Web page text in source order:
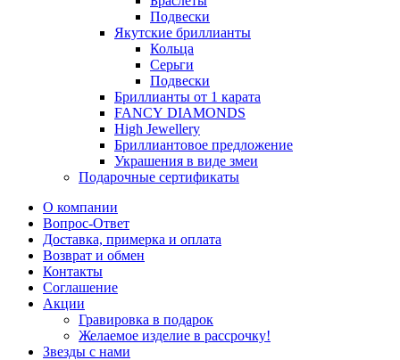
Подвески
Якутские бриллианты
Кольца
Серьги
Подвески
Бриллианты от 1 карата
FANCY DIAMONDS
High Jewellery
Бриллиантовое предложение
Украшения в виде змеи
Подарочные сертификаты
О компании
Вопрос-Ответ
Доставка, примерка и оплата
Возврат и обмен
Контакты
Соглашение
Акции
Гравировка в подарок
Желаемое изделие в рассрочку!
Звезды с нами